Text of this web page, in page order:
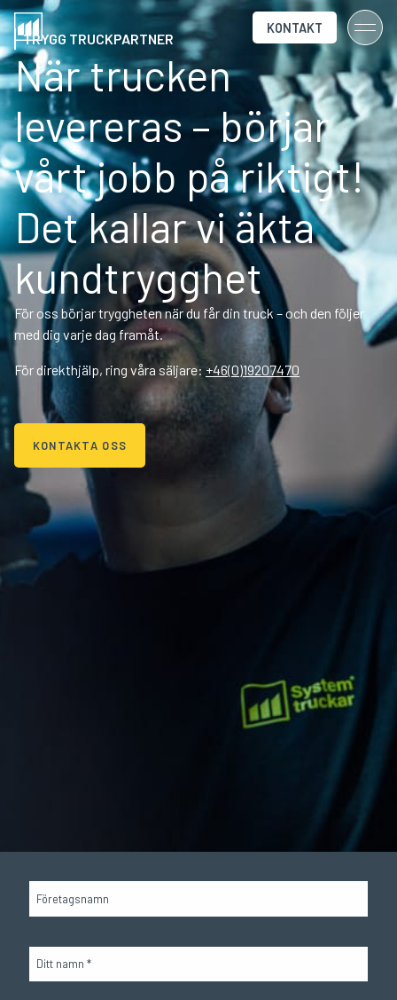
KONTAKT
TRYGG TRUCKPARTNER
När trucken
levereras – börjar
vårt jobb på riktigt!
Det kallar vi äkta
kundtrygghet
För oss börjar tryggheten när du får din truck –och den följer
med dig varje dag framåt.
För direkthjälp, ring våra säljare: +46(0)19207470
KONTAKTA OSS